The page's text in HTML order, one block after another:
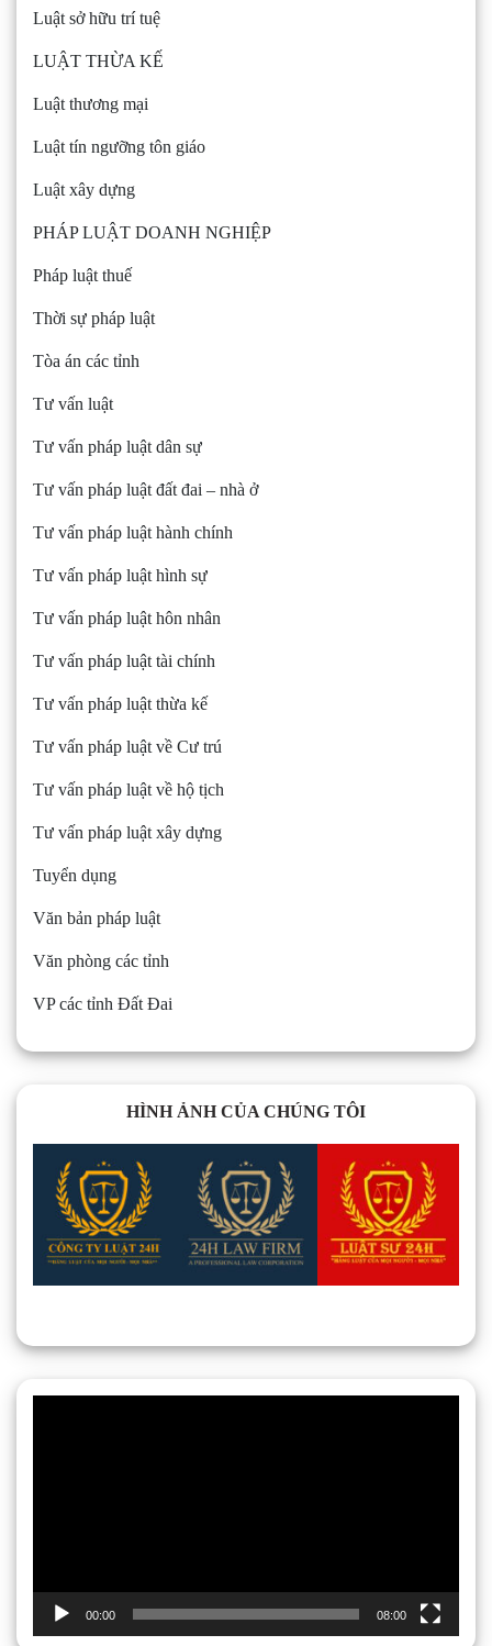
Luật sở hữu trí tuệ
LUẬT THỪA KẾ
Luật thương mại
Luật tín ngưỡng tôn giáo
Luật xây dựng
PHÁP LUẬT DOANH NGHIỆP
Pháp luật thuế
Thời sự pháp luật
Tòa án các tỉnh
Tư vấn luật
Tư vấn pháp luật dân sự
Tư vấn pháp luật đất đai – nhà ở
Tư vấn pháp luật hành chính
Tư vấn pháp luật hình sự
Tư vấn pháp luật hôn nhân
Tư vấn pháp luật tài chính
Tư vấn pháp luật thừa kế
Tư vấn pháp luật về Cư trú
Tư vấn pháp luật về hộ tịch
Tư vấn pháp luật xây dựng
Tuyển dụng
Văn bản pháp luật
Văn phòng các tỉnh
VP các tỉnh Đất Đai
HÌNH ẢNH CỦA CHÚNG TÔI
00:00 08:00